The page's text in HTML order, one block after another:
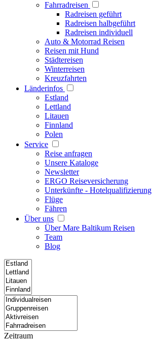
Fahrradreisen
Radreisen geführt
Radreisen halbgeführt
Radreisen individuell
Auto & Motorrad Reisen
Reisen mit Hund
Städtereisen
Winterreisen
Kreuzfahrten
Länderinfos
Estland
Lettland
Litauen
Finnland
Polen
Service
Reise anfragen
Unsere Kataloge
Newsletter
ERGO Reiseversicherung
Unterkünfte - Hotelqualifizierung
Flüge
Fähren
Über uns
Über Mare Baltikum Reisen
Team
Blog
Zeitraum